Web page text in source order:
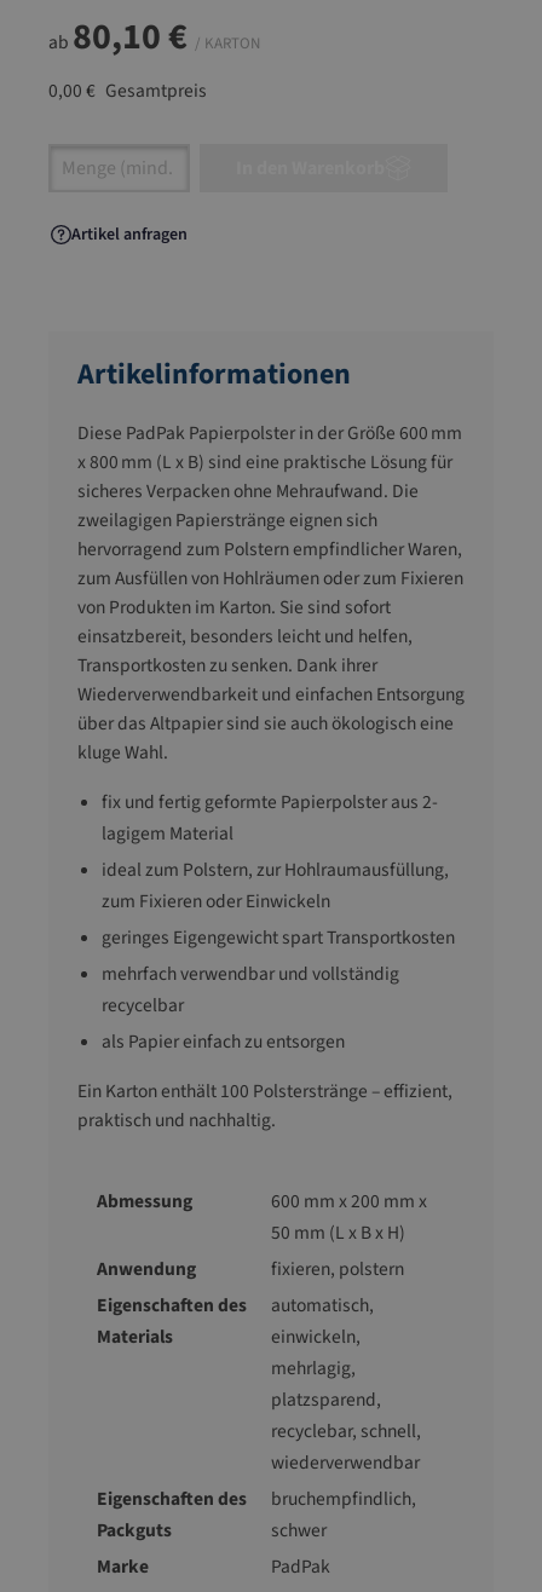
ab 80,10 € / KARTON
0,00 € Gesamtpreis
Artikel Anzahl: Gib den gewünschten Wert
Artikel anfragen
Artikelinformationen
Diese PadPak Papierpolster in der Größe 600 mm
x 800 mm (L x B) sind eine praktische Lösung für
sicheres Verpacken ohne Mehraufwand. Die
zweilagigen Papierstränge eignen sich
hervorragend zum Polstern empfindlicher Waren,
zum Ausfüllen von Hohlräumen oder zum Fixieren
von Produkten im Karton. Sie sind sofort
einsatzbereit, besonders leicht und helfen,
Transportkosten zu senken. Dank ihrer
Wiederverwendbarkeit und einfachen Entsorgung
über das Altpapier sind sie auch ökologisch eine
kluge Wahl.
fix und fertig geformte Papierpolster aus 2-
lagigem Material
ideal zum Polstern, zur Hohlraumausfüllung,
zum Fixieren oder Einwickeln
geringes Eigengewicht spart Transportkosten
mehrfach verwendbar und vollständig
recycelbar
als Papier einfach zu entsorgen
Ein Karton enthält 100 Polsterstränge – effizient,
praktisch und nachhaltig.
Abmessung
600 mm x 200 mm x
50 mm (L x B x H)
Anwendung
fixieren, polstern
Eigenschaften des
Materials
automatisch,
einwickeln,
mehrlagig,
platzsparend,
recyclebar, schnell,
wiederverwendbar
Eigenschaften des
Packguts
bruchempfindlich,
schwer
Marke
PadPak